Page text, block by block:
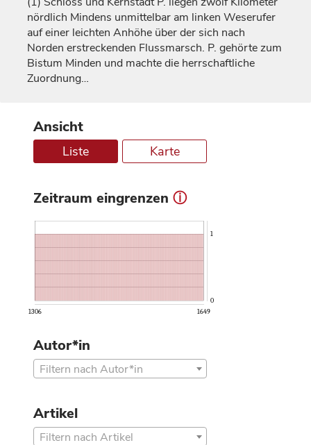
nördlich Mindens unmittelbar am linken Weserufer
auf einer leichten Anhöhe über der sich nach
Norden erstreckenden Flussmarsch. P. gehörte zum
Bistum Minden und machte die herrschaftliche
Zuordnung…
Ansicht
Liste Karte
Zeitraum eingrenzen ⓘ
1306 1649
0
1
Autor*in
Filtern nach Autor*in
Artikel
Filtern nach Artikel